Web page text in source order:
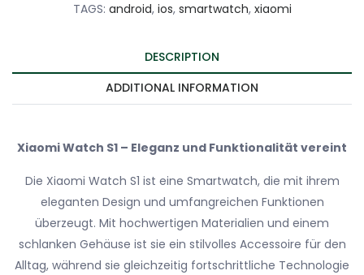
TAGS: android, ios, smartwatch, xiaomi
DESCRIPTION
ADDITIONAL INFORMATION
Xiaomi Watch S1 – Eleganz und Funktionalität vereint
Die Xiaomi Watch S1 ist eine Smartwatch, die mit ihrem
eleganten Design und umfangreichen Funktionen
überzeugt. Mit hochwertigen Materialien und einem
schlanken Gehäuse ist sie ein stilvolles Accessoire für den
Alltag, während sie gleichzeitig fortschrittliche Technologie